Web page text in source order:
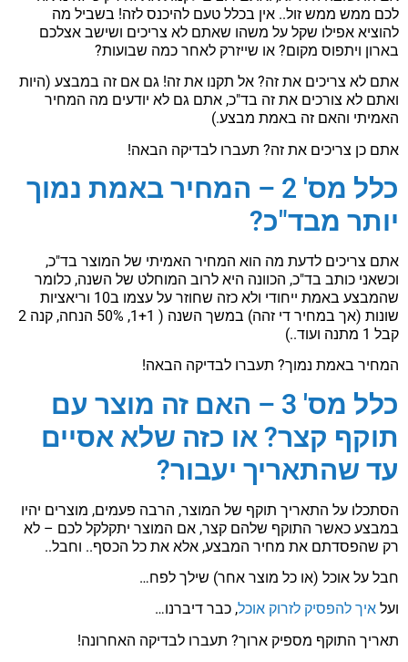
לכם ממש ממש זול.. אין בכלל טעם להיכנס לזה! בשביל מה
להוציא אפילו שקל על משהו שאתם לא צריכים ושישב אצלכם
בארון ויתפוס מקום? או שייזרק לאחר כמה שבועות?
אתם לא צריכים את זה? אל תקנו את זה! גם אם זה במבצע (היות
ואתם לא צורכים את זה בד"כ, אתם גם לא יודעים מה המחיר
האמיתי והאם זה באמת מבצע.)
אתם כן צריכים את זה? תעברו לבדיקה הבאה!
כלל מס' 2 – המחיר באמת נמוך
יותר מבד"כ?
אתם צריכים לדעת מה הוא המחיר האמיתי של המוצר בד"כ,
וכשאני כותב בד"כ, הכוונה היא לרוב המוחלט של השנה, כלומר
שהמבצע באמת ייחודי ולא כזה שחוזר על עצמו ב10 וריאציות
שונות (אך במחיר די זהה) במשך השנה ( 1+1, 50% הנחה, קנה 2
קבל 1 מתנה ועוד..)
המחיר באמת נמוך? תעברו לבדיקה הבאה!
כלל מס' 3 – האם זה מוצר עם
תוקף קצר? או כזה שלא אסיים
עד שהתאריך יעבור?
הסתכלו על התאריך תוקף של המוצר, הרבה פעמים, מוצרים יהיו
במבצע כאשר התוקף שלהם קצר, אם המוצר יתקלקל לכם – לא
רק שהפסדתם את מחיר המבצע, אלא את כל הכסף.. וחבל..
חבל על אוכל (או כל מוצר אחר) שילך לפח…
ועל איך להפסיק לזרוק אוכל, כבר דיברנו…
תאריך התוקף מספיק ארוך? תעברו לבדיקה האחרונה!